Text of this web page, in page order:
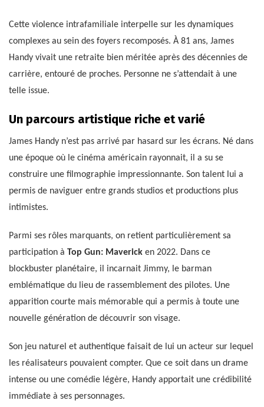
Cette violence intrafamiliale interpelle sur les dynamiques
complexes au sein des foyers recomposés. À 81 ans, James
Handy vivait une retraite bien méritée après des décennies de
carrière, entouré de proches. Personne ne s’attendait à une
telle issue.
Un parcours artistique riche et varié
James Handy n’est pas arrivé par hasard sur les écrans. Né dans
une époque où le cinéma américain rayonnait, il a su se
construire une filmographie impressionnante. Son talent lui a
permis de naviguer entre grands studios et productions plus
intimistes.
Parmi ses rôles marquants, on retient particulièrement sa
participation à Top Gun: Maverick en 2022. Dans ce
blockbuster planétaire, il incarnait Jimmy, le barman
emblématique du lieu de rassemblement des pilotes. Une
apparition courte mais mémorable qui a permis à toute une
nouvelle génération de découvrir son visage.
Son jeu naturel et authentique faisait de lui un acteur sur lequel
les réalisateurs pouvaient compter. Que ce soit dans un drame
intense ou une comédie légère, Handy apportait une crédibilité
immédiate à ses personnages.